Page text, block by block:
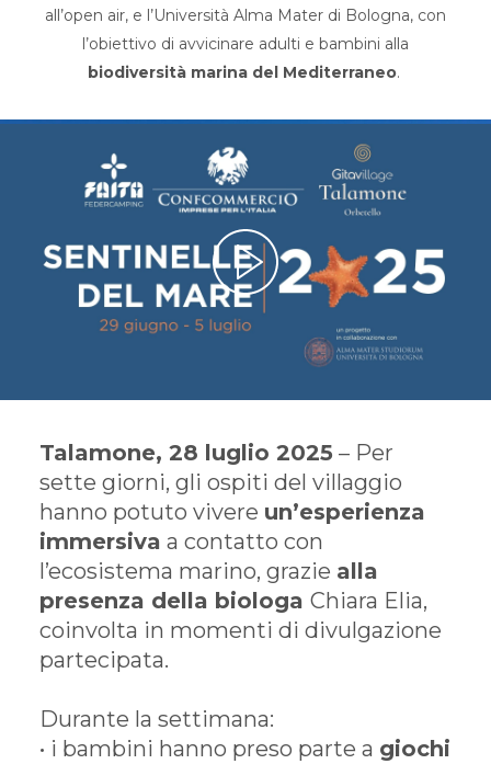
all’open air, e l’Università Alma Mater di Bologna, con
l’obiettivo di avvicinare adulti e bambini alla
biodiversità marina del Mediterraneo.
Talamone, 28 luglio 2025 – Per
sette giorni, gli ospiti del villaggio
hanno potuto vivere un’esperienza
immersiva a contatto con
l’ecosistema marino, grazie alla
presenza della biologa Chiara Elia,
coinvolta in momenti di divulgazione
partecipata.
Durante la settimana:
• i bambini hanno preso parte a giochi